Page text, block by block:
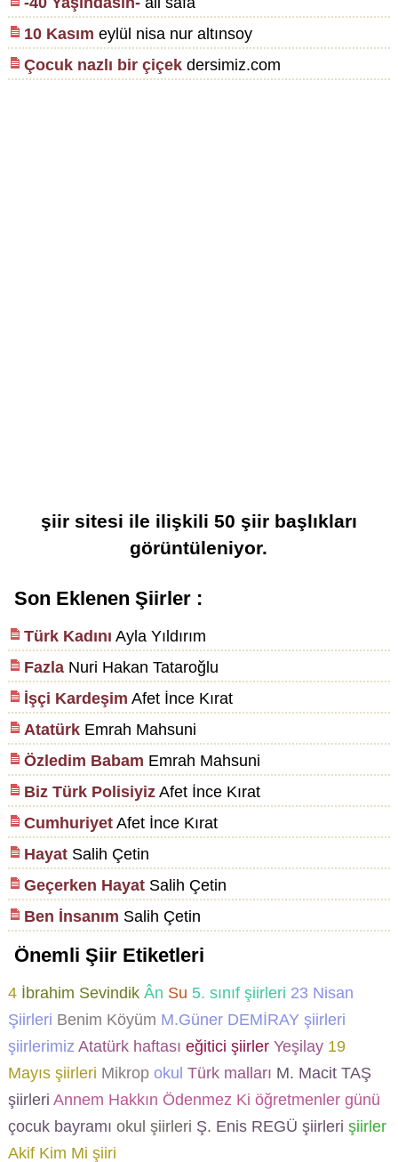
10 Kasım eylül nisa nur altınsoy
Çocuk nazlı bir çiçekdersimiz.com
şiir sitesi ile ilişkili 50 şiir başlıkları
görüntüleniyor.
Son Eklenen Şiirler :
Türk Kadını Ayla Yıldırım
FazlaNuri Hakan Tataroğlu
İşçi Kardeşim Afet İnce Kırat
AtatürkEmrah Mahsuni
Özledim Babam Emrah Mahsuni
Biz Türk PolisiyizAfet İnce Kırat
CumhuriyetAfet İnce Kırat
HayatSalih Çetin
Geçerken HayatSalih Çetin
Ben İnsanım Salih Çetin
Önemli Şiir Etiketleri
4 İbrahim Sevindik Ân Su 5. sınıf şiirleri 23 Nisan
Şiirleri Benim Köyüm M.Güner DEMİRAY şiirleri
şiirlerimiz Atatürk haftası eğitici şiirler Yeşilay 19
Mayıs şiirleri Mikrop okul Türk malları M. Macit TAŞ
şiirleri Annem Hakkın Ödenmez Ki öğretmenler günü
çocuk bayramı okul şiirleri Ş. Enis REGÜ şiirleri şiirler
Akif Kim Mi şiiri